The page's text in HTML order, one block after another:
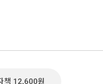
책 12,600원